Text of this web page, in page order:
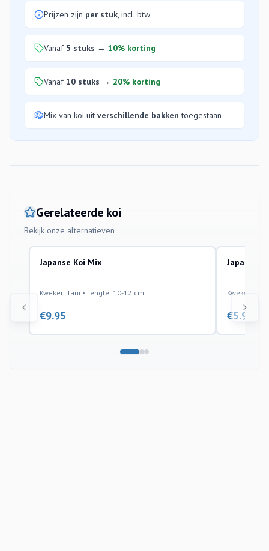
Prijzen zijn per stuk, incl. btw
Vanaf 5 stuks → 10% korting
Vanaf10 stuks → 20% korting
Mix van koi uit verschillende bakken toegestaan
Gerelateerde koi
Bekijk onze alternatieven
Japanse Koi Mix
Kweker: Tani • Lengte: 10-12 cm
€9.95
Japanse
Kweker:
€5.95